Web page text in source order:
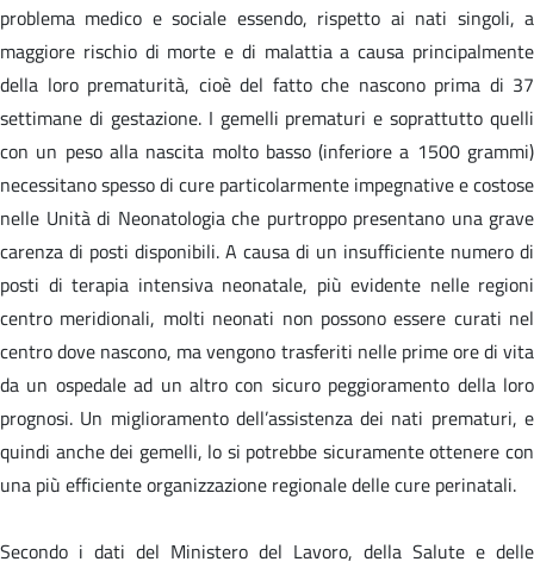
problema medico e sociale essendo, rispetto ai nati singoli, a
maggiore rischio di morte e di malattia a causa principalmente
della loro prematurità, cioè del fatto che nascono prima di 37
settimane di gestazione. I gemelli prematuri e soprattutto quelli
con un peso alla nascita molto basso (inferiore a 1500 grammi)
necessitano spesso di cure particolarmente impegnative e costose
nelle Unità di Neonatologia che purtroppo presentano una grave
carenza di posti disponibili. A causa di un insufficiente numero di
posti di terapia intensiva neonatale, più evidente nelle regioni
centro meridionali, molti neonati non possono essere curati nel
centro dove nascono, ma vengono trasferiti nelle prime ore di vita
da un ospedale ad un altro con sicuro peggioramento della loro
prognosi. Un miglioramento dell’assistenza dei nati prematuri, e
quindi anche dei gemelli, lo si potrebbe sicuramente ottenere con
una più efficiente organizzazione regionale delle cure perinatali.
Secondo i dati del Ministero del Lavoro, della Salute e delle